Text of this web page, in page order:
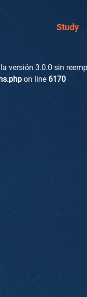
Study
versión 3.0.0 sin
on line 6170